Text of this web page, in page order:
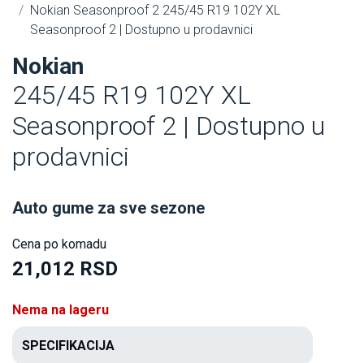
Nokian Seasonproof 2 245/45 R19 102Y XL
Seasonproof 2 | Dostupno u prodavnici
Nokian
245/45 R19 102Y XL
Seasonproof 2 | Dostupno u
prodavnici
Auto gume za sve sezone
Cena po komadu
21,012 RSD
Nema na lageru
SPECIFIKACIJA